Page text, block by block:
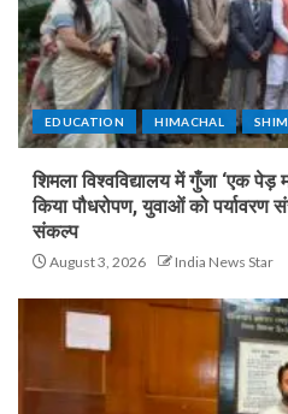
EDUCATION HIMACHAL
शिमला विश्वविद्यालय में गुँजा ‘एक
किया पौधरोपण, युवाओं को पर्यावरण
संकल्प
August 3, 2026 India News Star